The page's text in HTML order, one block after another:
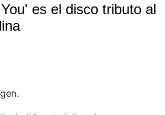
es el disco tributo al